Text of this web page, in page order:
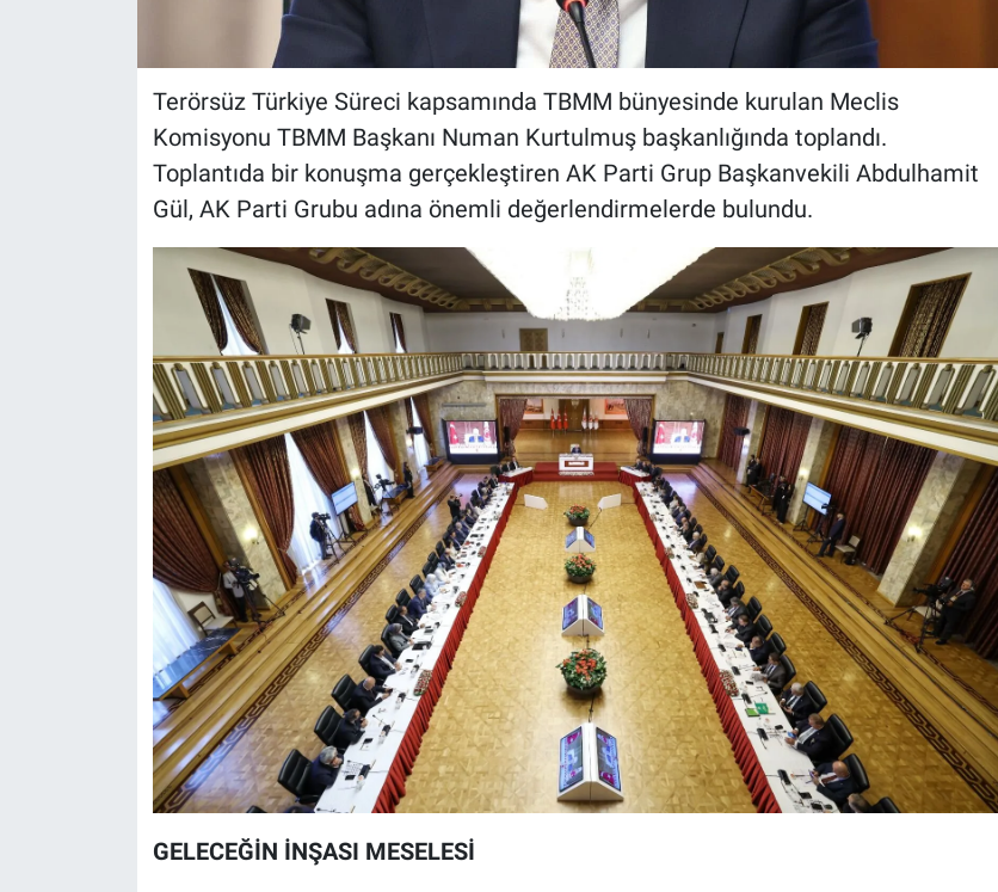
Terörsüz Türkiye Süreci kapsamında TBMM bünyesinde kurulan Meclis
Komisyonu TBMM Başkanı Numan Kurtulmuş başkanlığında toplandı.
Toplantıda bir konuşma gerçekleştiren AK Parti Grup Başkanvekili Abdulhamit
Gül, AK Parti Grubu adına önemli değerlendirmelerde bulundu.
GELECEĞİN İNŞASI MESELESİ